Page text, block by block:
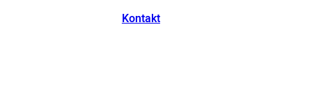
Kontakt